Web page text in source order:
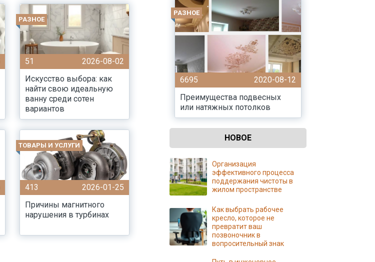
РАЗНОЕ
51
2026-08-02
Искусство выбора: как
найти свою идеальную
ванну среди сотен
вариантов
ТОВАРЫ И УСЛУГИ
413
2026-01-25
Причины магнитного
нарушения в турбинах
РАЗНОЕ
6695
2020-08-12
Преимущества подвесных
или натяжных потолков
НОВОЕ
Организация
эффективного процесса
поддержания чистоты в
жилом пространстве
Как выбрать рабочее
кресло, которое не
превратит ваш
позвоночник в
вопросительный знак